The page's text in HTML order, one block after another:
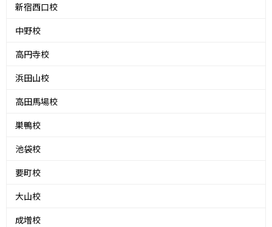
新宿西口校
中野校
高円寺校
浜田山校
高田馬場校
巣鴨校
池袋校
要町校
大山校
成増校